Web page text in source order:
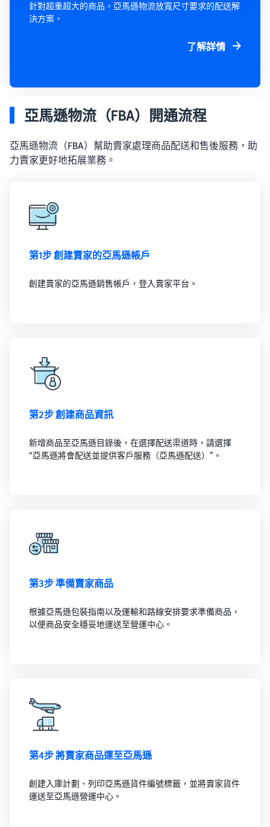
針對超重超大的商品，亞馬遜物流放寬尺寸要求的配送解
決方案。
了解詳情
亞馬遜物流（FBA）開通流程
亞馬遜物流（FBA）幫助賣家處理商品配送和售後服務，助
力賣家更好地拓展業務。
第1步 創建賣家的亞馬遜帳戶
創建賣家的亞馬遜銷售帳戶，登入賣家平台。
第2步 創建商品資訊
新增商品至亞馬遜目錄後，在選擇配送渠道時，請選擇
“亞馬遜將會配送並提供客戶服務（亞馬遜配送）”。
第3步 準備賣家商品
根據亞馬遜包裝指南以及運輸和路線安排要求準備商品，
以便商品安全穩妥地運送至營運中心。
第4步 將賣家商品運至亞馬遜
創建入庫計劃、列印亞馬遜貨件編號標籤，並將賣家貨件
運送至亞馬遜營運中心。